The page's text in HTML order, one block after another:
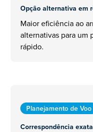
Opção alternativa em
Maior eficiência ao
alternativas para um
rápido.
Planejamento de Voo
Correspondência